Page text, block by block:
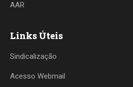
AAR
Links Úteis
Sindicalização
Acesso Webmail